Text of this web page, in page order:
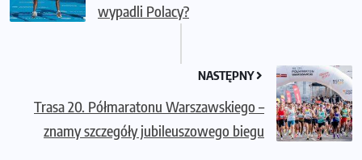
wypadli Polacy?
NASTĘPNY
Trasa 20. Półmaratonu Warszawskiego –
znamy szczegóły jubileuszowego biegu